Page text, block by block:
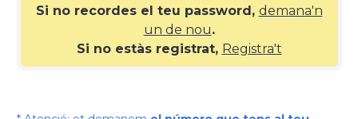
Si no recordes el teu password, demana'n
un de nou.
Si no estàs registrat, Registra't